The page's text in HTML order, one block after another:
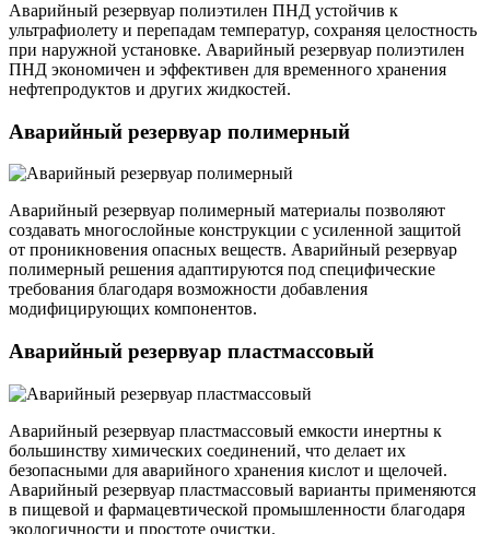
Аварийный резервуар полиэтилен ПНД устойчив к
ультрафиолету и перепадам температур, сохраняя целостность
при наружной установке. Аварийный резервуар полиэтилен
ПНД экономичен и эффективен для временного хранения
нефтепродуктов и других жидкостей.
Аварийный резервуар полимерный
Аварийный резервуар полимерный материалы позволяют
создавать многослойные конструкции с усиленной защитой
от проникновения опасных веществ. Аварийный резервуар
полимерный решения адаптируются под специфические
требования благодаря возможности добавления
модифицирующих компонентов.
Аварийный резервуар пластмассовый
Аварийный резервуар пластмассовый емкости инертны к
большинству химических соединений, что делает их
безопасными для аварийного хранения кислот и щелочей.
Аварийный резервуар пластмассовый варианты применяются
в пищевой и фармацевтической промышленности благодаря
экологичности и простоте очистки.